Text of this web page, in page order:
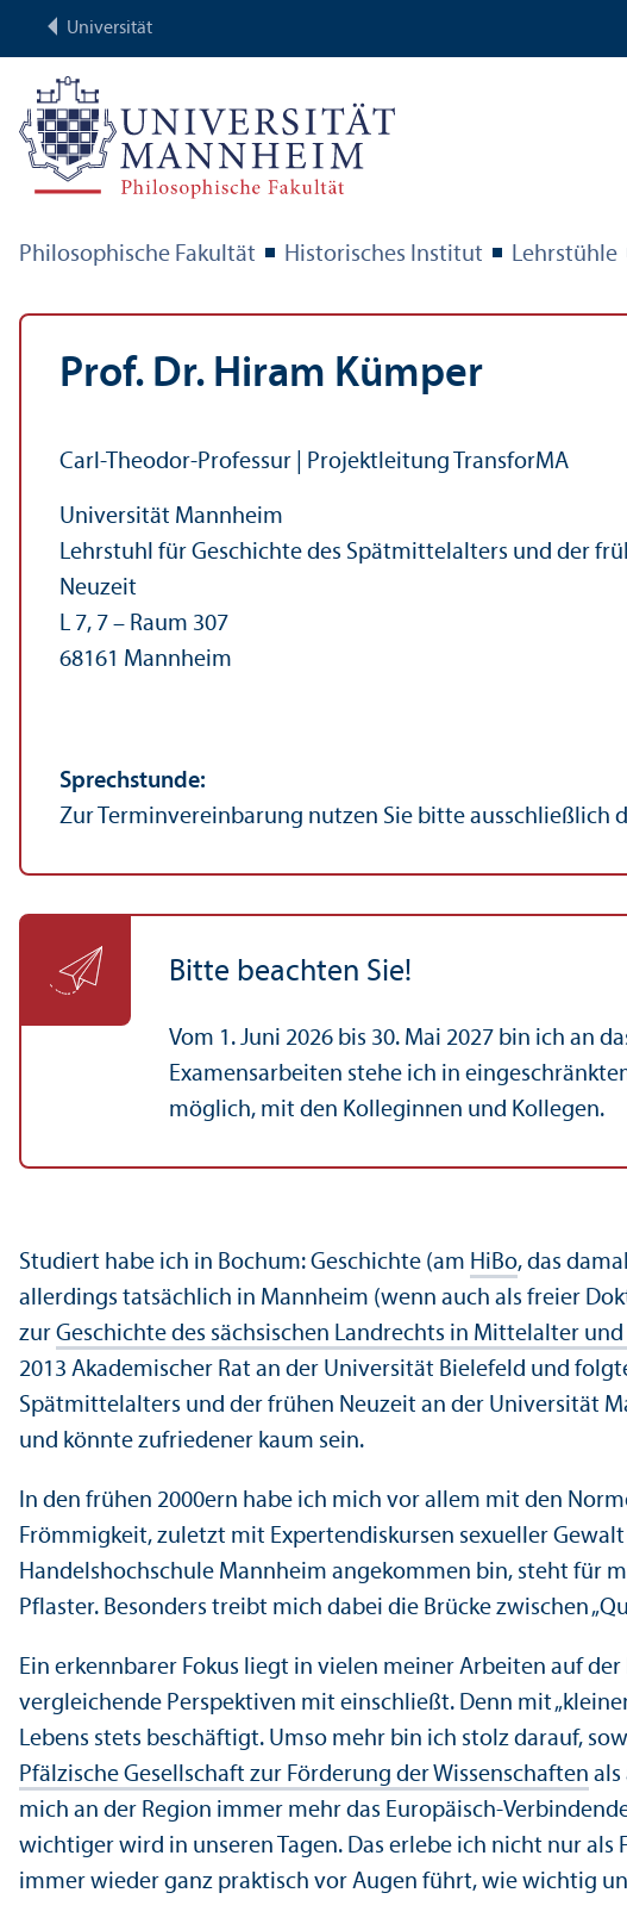
Universität
Philosophische Fakultät Historisches Institut Lehr­stühle
Prof. Dr. Hiram Kümper
Carl-Theodor-Professur | Projektleitung Trans­forMA
Universität Mannheim
Lehr­stuhl für Geschichte des Spätmittelalters und der
Neuzeit
L 7, 7 – Raum 307
68161 Mannheim
Sprechstunde:
Zur Termin­vereinbarung nutzen Sie bitte ausschließlich
Bitte beachten Sie!
Vom 1. Juni 2026 bis 30. Mai 2027 bin ich an
Examensarbeiten stehe ich in
möglich, mit den Kolleginnen und Kollegen.
Studiert habe ich in Bochum: Geschichte (am HiBo, das
allerdings tatsächlich in Mannheim (wenn auch als freier
zur Geschichte des sächsischen Landrechts in Mittelalter
2013 Akademischer Rat an der Universität Bielefeld und
Spätmittelalters und der frühen Neuzeit an der Universität
und könnte zufriedener kaum sein.
In den frühen 2000ern habe ich mich vor allem mit den
Frömmigkeit, zuletzt mit Expertendiskursen sexueller
Handels­hochschule Mannheim angekommen bin, steht für
Pflaster. Besonders treibt mich dabei die Brücke zwischen
Ein erkennbarer Fokus liegt in vielen meiner Arbeiten auf
vergleich­ende Perspektiven mit einschließt. Denn mit
Lebens stets beschäftigt. Umso mehr bin ich stolz darauf,
Pfälzische Gesellschaft zur Förderung der Wissenschaften als
mich an der Region immer mehr das Europäisch-
wichtiger wird in unseren Tagen. Das erlebe ich nicht nur als
immer wieder ganz praktisch vor Augen führt, wie wichtig